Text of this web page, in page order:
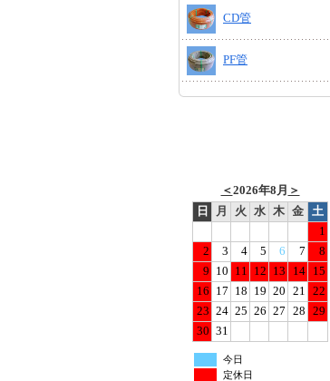
CD管
PF管
＜2026年8月 ＞
日
月 火 水 木 金
土
1
2
3 4 5 6 7
8
9
10 11 12 13 14
15
16
17 18 19 20 21
22
23 24 25 26 27 28
29
30 31
今日
定休日